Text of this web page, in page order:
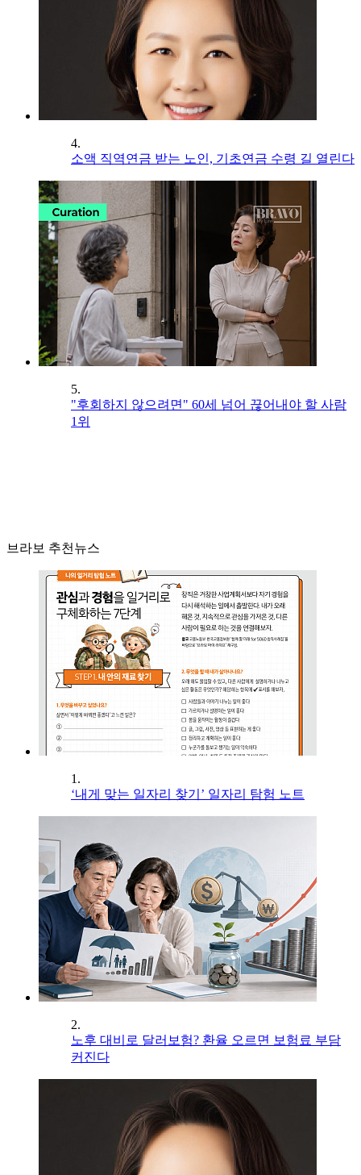
4.
소액 직역연금 받는 노인, 기초연금 수령 길 열린다
5.
"후회하지 않으려면" 60세 넘어 끊어내야 할 사람
1위
브라보 추천뉴스
1.
‘내게 맞는 일자리 찾기’ 일자리 탐험 노트
2.
노후 대비로 달러보험? 환율 오르면 보험료 부담
커진다